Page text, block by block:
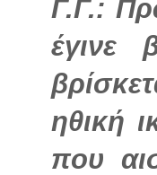
Γ.Γ.:
έγινε
ηθική
που